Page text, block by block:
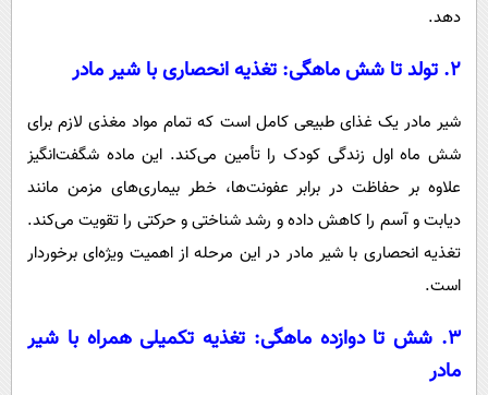
دهد.
۲. تولد تا شش ماهگی: تغذیه انحصاری با شیر مادر
شیر مادر یک غذای طبیعی کامل است که تمام مواد مغذی لازم برای
شش ماه اول زندگی کودک را تأمین می‌کند. این ماده شگفت‌انگیز
علاوه بر حفاظت در برابر عفونت‌ها، خطر بیماری‌های مزمن مانند
دیابت و آسم را کاهش داده و رشد شناختی و حرکتی را تقویت می‌کند.
تغذیه انحصاری با شیر مادر در این مرحله از اهمیت ویژه‌ای برخوردار
است.
۳. شش تا دوازده ماهگی: تغذیه تکمیلی همراه با شیر
مادر